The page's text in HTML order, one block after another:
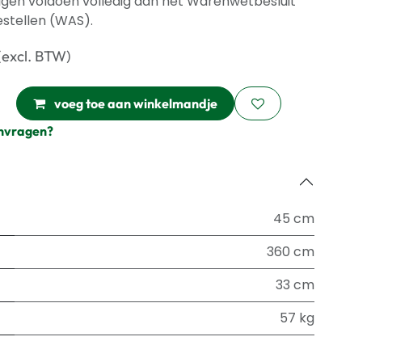
(WAS).
BTW)
voeg toe aan winkelmandje
45 cm
360 cm
33 cm
57 kg